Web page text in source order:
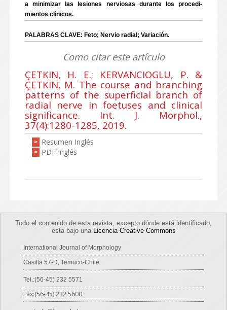
a minimizar las lesiones nerviosas durante los procedi-
mientos clínicos.
PALABRAS CLAVE: Feto; Nervio radial; Variación.
Como citar este artículo
ÇETKIN, H. E.; KERVANCIOGLU, P. &
ÇETKIN, M. The course and branching
patterns of the superficial branch of
radial nerve in foetuses and clinical
significance. Int. J. Morphol.,
37(4):1280-1285, 2019.
> Resumen Inglés
> PDF Inglés
Todo el contenido de esta revista, excepto dónde está identificado,
esta bajo una Licencia Creative Commons
International Journal of Morphology
Casilla 57-D, Temuco-Chile
Tel.:(56-45) 232 5571
Fax:(56-45) 232 5600